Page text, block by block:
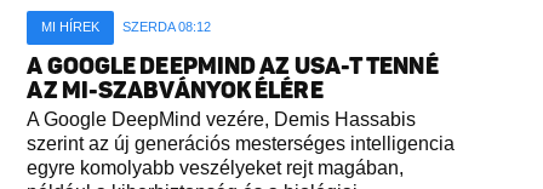
MI HÍREK SZERDA 08:12
A GOOGLE DEEPMIND AZ USA-T TENNÉ
AZ MI-SZABVÁNYOK ÉLÉRE
A Google DeepMind vezére, Demis Hassabis
szerint az új generációs mesterséges intelligencia
egyre komolyabb veszélyeket rejt magában,